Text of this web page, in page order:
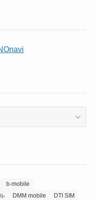
b-mobile
DMM mobile
DTI SIM